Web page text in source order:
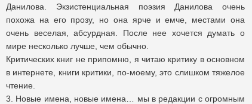
Данилова. Экзистенциальная поэзия Данилова очень
похожа на его прозу, но она ярче и емче, местами она
очень веселая, абсурдная. После нее хочется думать о
мире несколько лучше, чем обычно.
Критических книг не припомню, я читаю критику в основном
в интернете, книги критики, по-моему, это слишком тяжелое
чтение.
3. Новые имена, новые имена… мы в редакции с огромным